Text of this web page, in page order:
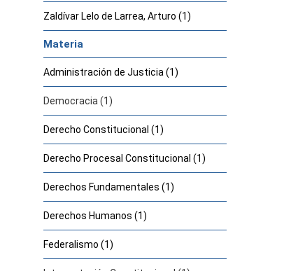
Zaldívar Lelo de Larrea, Arturo (1)
Materia
Administración de Justicia (1)
Democracia (1)
Derecho Constitucional (1)
Derecho Procesal Constitucional (1)
Derechos Fundamentales (1)
Derechos Humanos (1)
Federalismo (1)